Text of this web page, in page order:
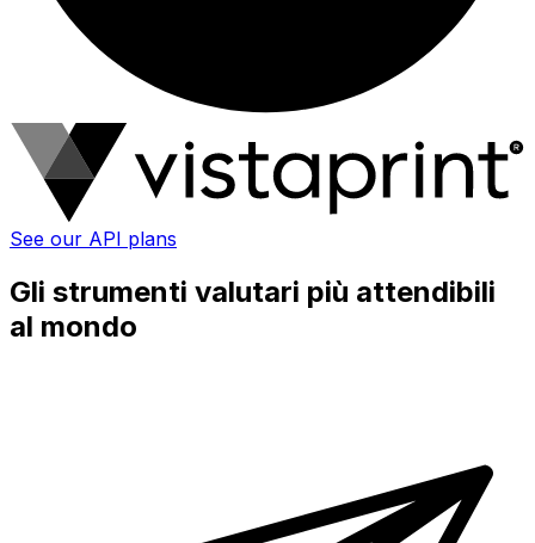
See our API plans
Gli strumenti valutari più attendibili
al mondo